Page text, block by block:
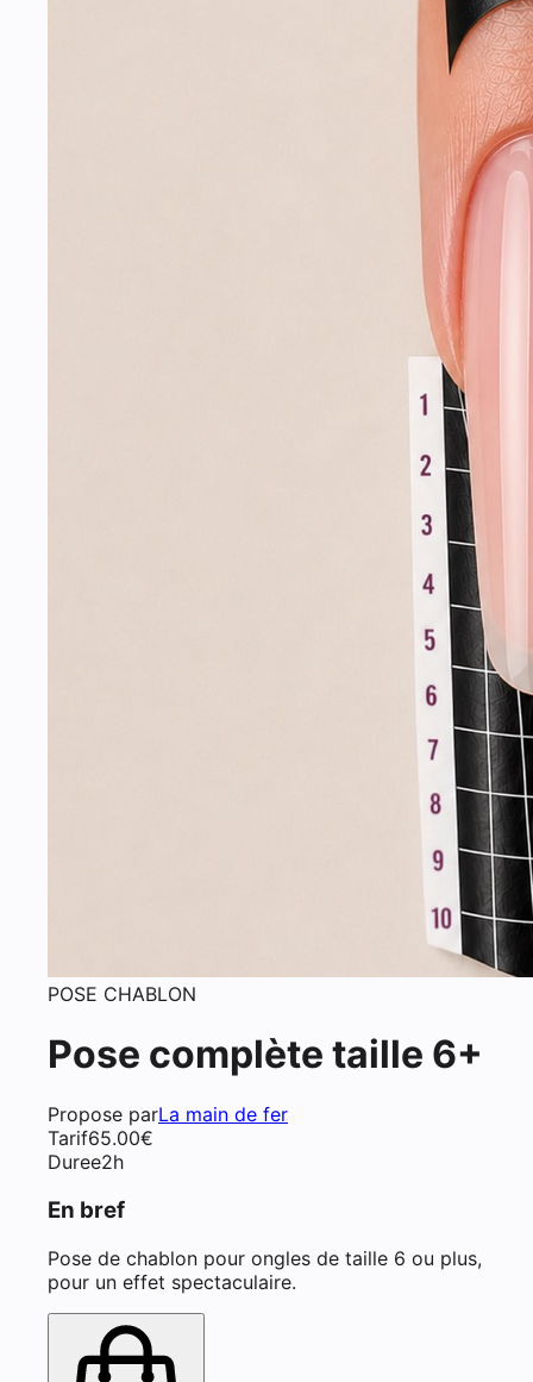
POSE CHABLON
Pose complète taille 6+
Propose parLa main de fer
Tarif65.00€
Duree2h
En bref
Pose de chablon pour ongles de taille 6 ou plus,
pour un effet spectaculaire.